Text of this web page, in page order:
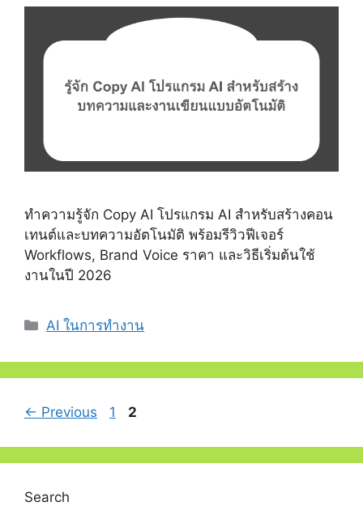
ทำความรู้จัก Copy AI โปรแกรม AI สำหรับสร้างคอน
เทนต์และบทความอัตโนมัติ พร้อมรีวิวฟีเจอร์
Workflows, Brand Voice ราคา และวิธีเริ่มต้นใช้
งานในปี 2026
Categories
AI ในการทำงาน
← Previous Page
1 Page
2
Search